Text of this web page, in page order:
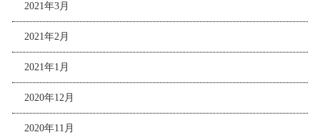
2021年3月
2021年2月
2021年1月
2020年12月
2020年11月